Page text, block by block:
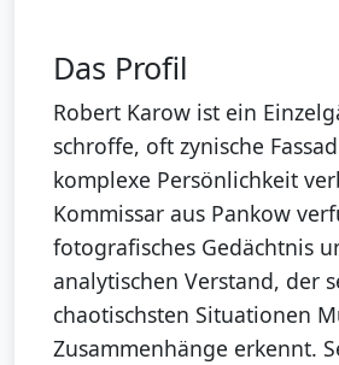
Das Profil
Robert Karow ist ein
schroffe, oft zynische
komplexe Persönlichkeit
Kommissar aus Pankow
fotografisches Gedächtnis
analytischen Verstand, der
chaotischsten Situationen
Zusammenhänge erkennt.